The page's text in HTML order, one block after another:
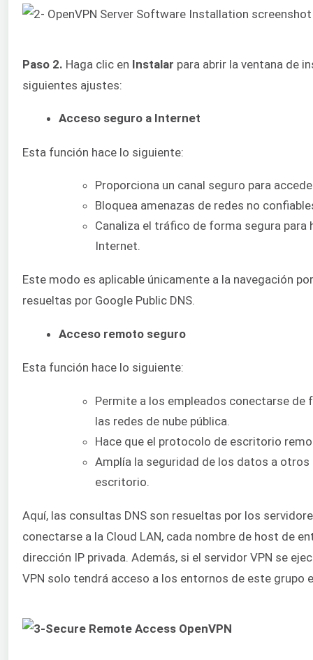
Paso 2. Haga clic en Instalar para abrir la ventana de
siguientes ajustes:
Acceso seguro a Internet
Esta función hace lo siguiente:
Proporciona un canal seguro para
Bloquea amenazas de redes no
Canaliza el tráfico de forma segura
Internet.
Este modo es aplicable únicamente a la navegación
resueltas por Google Public DNS.
Acceso remoto seguro
Esta función hace lo siguiente:
Permite a los empleados conectarse
las redes de nube pública.
Hace que el protocolo de escritorio
Amplía la seguridad de los datos a
escritorio.
Aquí, las consultas DNS son resueltas por los
conectarse a la Cloud LAN, cada nombre de host de
dirección IP privada. Además, si el servidor VPN se
VPN solo tendrá acceso a los entornos de este grupo